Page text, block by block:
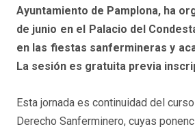
Ayuntamiento de Pamplona, ha
de junio en el Palacio del
en las fiestas sanfermineras y
La sesión es gratuita previa
Esta jornada es continuidad del
Derecho Sanferminero, cuyas